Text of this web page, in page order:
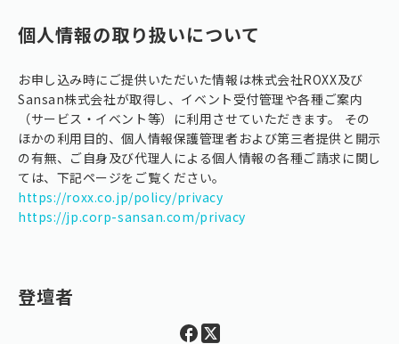
個人情報の取り扱いについて
お申し込み時にご提供いただいた情報は株式会社ROXX及び
Sansan株式会社が取得し、イベント受付管理や各種ご案内
（サービス・イベント等）に利用させていただきます。 その
ほかの利用目的、個人情報保護管理者および第三者提供と開示
の有無、ご自身及び代理人による個人情報の各種ご請求に関し
ては、下記ページをご覧ください。
https://roxx.co.jp/policy/privacy
https://jp.corp-sansan.com/privacy
登壇者